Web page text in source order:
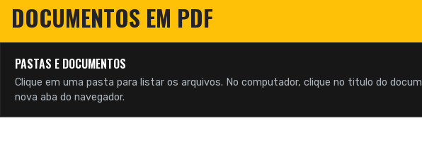
DOCUMENTOS EM PDF
PASTAS E DOCUMENTOS
Clique em uma pasta para listar os arquivos. No computador, clique no titulo do
nova aba do navegador.